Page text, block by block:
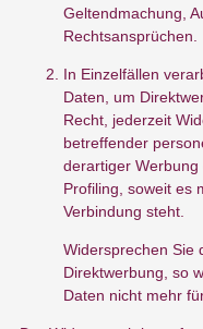
Geltendmachung,
Rechtsansprüchen.
In Einzelfällen
Daten, um
Recht, jederzeit
betreffender
derartiger
Profiling, soweit es
Verbindung steht.
Widersprechen Sie
Direktwerbung, so
Daten nicht mehr